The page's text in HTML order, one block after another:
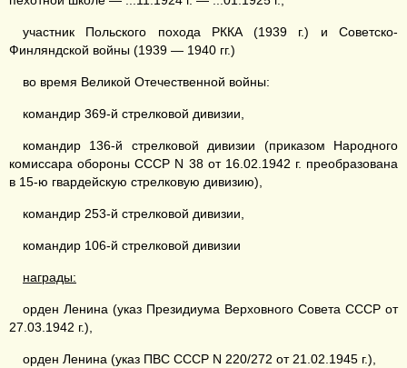
участник Польского похода РККА (1939 г.) и Советско-
Финляндской войны (1939 — 1940 гг.)
во время Великой Отечественной войны:
командир 369-й стрелковой дивизии,
командир 136-й стрелковой дивизии (приказом Народного
комиссара обороны СССР N 38 от 16.02.1942 г. преобразована
в 15-ю гвардейскую стрелковую дивизию),
командир 253-й стрелковой дивизии,
командир 106-й стрелковой дивизии
награды:
орден Ленина (указ Президиума Верховного Совета СССР от
27.03.1942 г.),
орден Ленина (указ ПВС СССР N 220/272 от 21.02.1945 г.),